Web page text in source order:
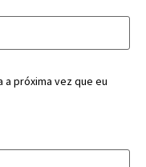
próxima vez que eu